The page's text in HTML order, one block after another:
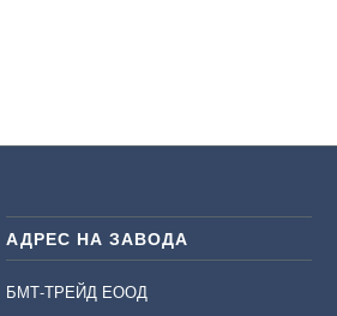
АДРЕС НА ЗАВОДА
БМТ-ТРЕЙД ЕООД